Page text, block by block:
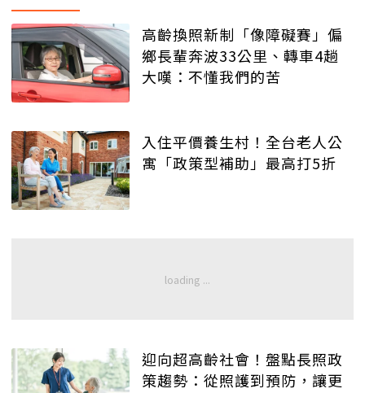
高齡換照新制「像障礙賽」偏
鄉長輩奔波33公里、轉車4趟
大嘆：不懂我們的苦
入住平價養生村！全台老人公
寓「政策型補助」最高打5折
迎向超高齡社會！盤點長照政
策趨勢：從照護到預防，讓更